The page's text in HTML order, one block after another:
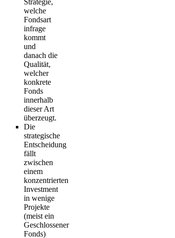
welche
Fondsart
infrage
kommt
und
danach die
Qualität,
welcher
konkrete
Fonds
innerhalb
dieser Art
überzeugt.
Die
strategische
Entscheidung
fällt
zwischen
einem
konzentrierten
Investment
in wenige
Projekte
(meist ein
Geschlossener
Fonds)